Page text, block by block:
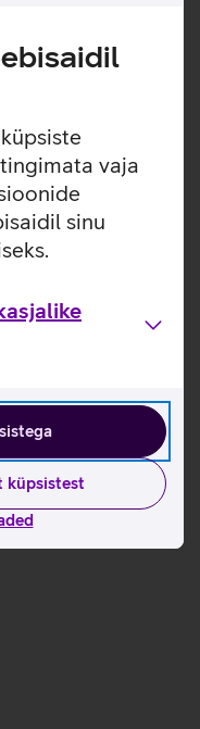
vaja
sinu
küpsistest